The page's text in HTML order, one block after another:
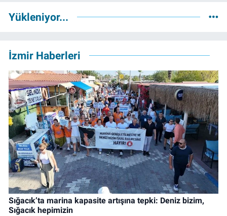
Yükleniyor...
İzmir Haberleri
Sığacık’ta marina kapasite artışına tepki: Deniz bizim,
Sığacık hepimizin